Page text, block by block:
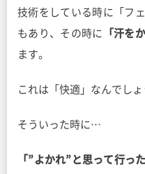
技術をしている時に「フ
もあり、その時に
「汗を
ます。
これは「快適」なんでしょ
そういった時に…
「”よかれ”と思って行っ